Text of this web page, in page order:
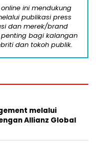
ini mendukung
publikasi press
dan merek/brand
bagi kalangan
dan tokoh publik.
melalui
Allianz Global